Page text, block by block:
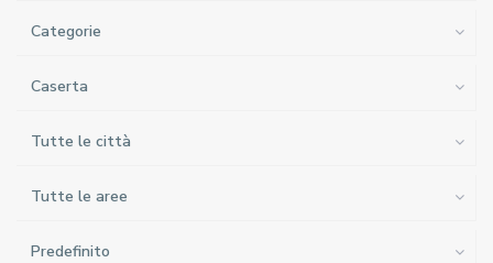
Categorie
Caserta
Tutte le città
Tutte le aree
Predefinito